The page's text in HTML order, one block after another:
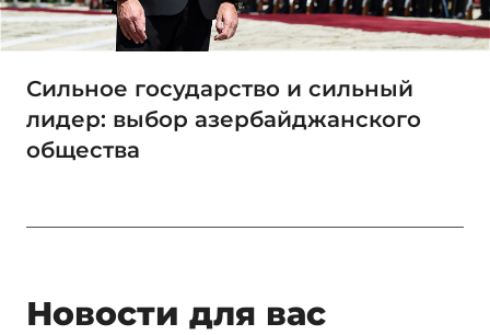
Сильное государство и сильный
лидер: выбор азербайджанского
общества
Новости для вас